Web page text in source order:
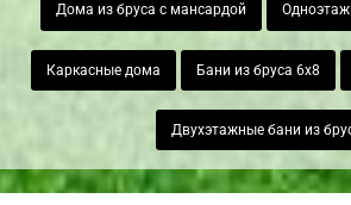
Дома из бруса с мансардой
Каркасные дома Бани из бруса 6х8
Двухэтажные бани из